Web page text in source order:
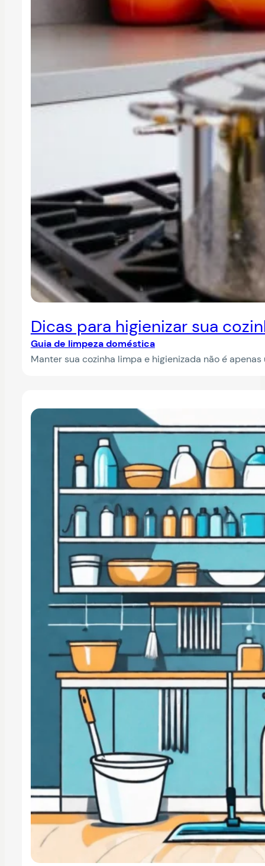
Dicas para higienizar sua
Guia de limpeza doméstica
Manter sua cozinha limpa e higienizada não é